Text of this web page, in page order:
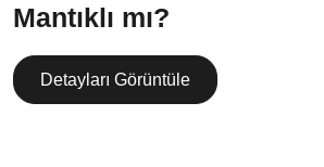
Mantıklı mı?
Detayları Görüntüle